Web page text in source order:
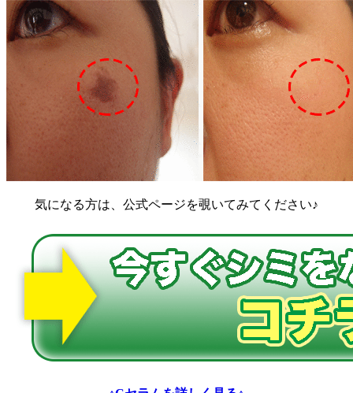
気になる方は、公式ページを覗いてみてください♪